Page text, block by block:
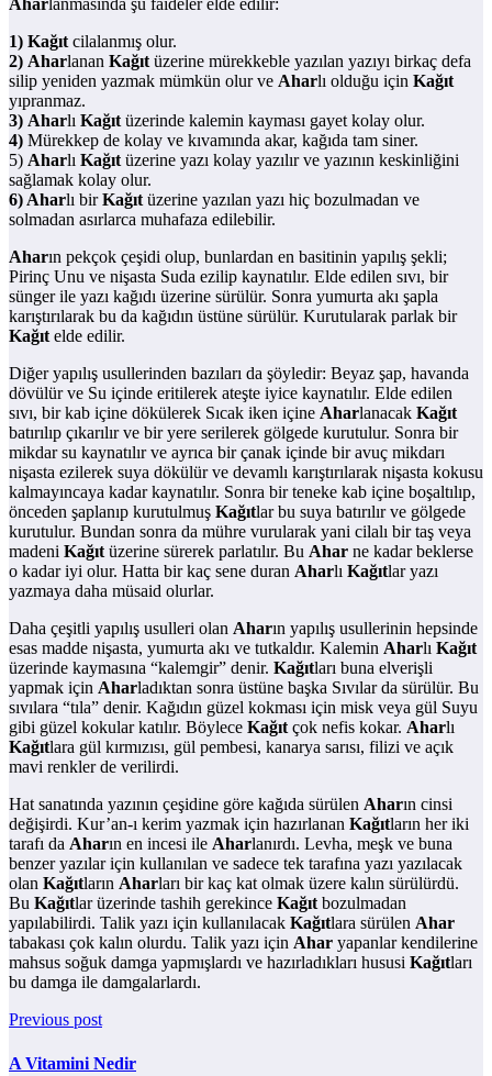
Aharlanmasında şu faideler elde edilir:
1) Kağıt cilalanmış olur.
2) Aharlanan Kağıt üzerine mürekkeble yazılan yazıyı birkaç defa
silip yeniden yazmak mümkün olur ve Aharlı olduğu için Kağıt
yıpranmaz.
3) Aharlı Kağıt üzerinde kalemin kayması gayet kolay olur.
4) Mürekkep de kolay ve kıvamında akar, kağıda tam siner.
5) Aharlı Kağıt üzerine yazı kolay yazılır ve yazının keskinliğini
sağlamak kolay olur.
6) Aharlı birKağıt üzerine yazılan yazı hiç bozulmadan ve
solmadan asırlarca muhafaza edilebilir.
Aharın pekçok çeşidi olup, bunlardan en basitinin yapılış şekli;
Pirinç Unu ve nişasta Suda ezilip kaynatılır. Elde edilen sıvı, bir
sünger ile yazı kağıdı üzerine sürülür. Sonra yumurta akı şapla
karıştırılarak bu da kağıdın üstüne sürülür. Kurutularak parlak bir
Kağıt elde edilir.
Diğer yapılış usullerinden bazıları da şöyledir: Beyaz şap, havanda
dövülür ve Su içinde eritilerek ateşte iyice kaynatılır. Elde edilen
sıvı, bir kab içine dökülerek Sıcak iken içine Aharlanacak Kağıt
batırılıp çıkarılır ve bir yere serilerek gölgede kurutulur. Sonra bir
mikdar su kaynatılır ve ayrıca bir çanak içinde bir avuç mikdarı
nişasta ezilerek suya dökülür ve devamlı karıştırılarak nişasta kokusu
kalmayıncaya kadar kaynatılır. Sonra bir teneke kab içine boşaltılıp,
önceden şaplanıp kurutulmuş Kağıtlar bu suya batırılır ve gölgede
kurutulur. Bundan sonra da mühre vurularak yani cilalı bir taş veya
madeni Kağıt üzerine sürerek parlatılır. Bu Ahar ne kadar beklerse
o kadar iyi olur. Hatta bir kaç sene duran Aharlı Kağıtlar yazı
yazmaya daha müsaid olurlar.
Daha çeşitli yapılış usulleri olan Aharın yapılış usullerinin hepsinde
esas madde nişasta, yumurta akı ve tutkaldır. Kalemin Aharlı Kağıt
üzerinde kaymasına “kalemgir” denir. Kağıtları buna elverişli
yapmak için Aharladıktan sonra üstüne başka Sıvılar da sürülür. Bu
sıvılara “tıla” denir. Kağıdın güzel kokması için misk veya gül Suyu
gibi güzel kokular katılır. Böylece Kağıt çok nefis kokar. Aharlı
Kağıtlara gül kırmızısı, gül pembesi, kanarya sarısı, filizi ve açık
mavi renkler de verilirdi.
Hat sanatında yazının çeşidine göre kağıda sürülen Aharın cinsi
değişirdi. Kur’an-ı kerim yazmak için hazırlanan Kağıtların her iki
tarafı da Aharın en incesi ile Aharlanırdı. Levha, meşk ve buna
benzer yazılar için kullanılan ve sadece tek tarafına yazı yazılacak
olan Kağıtların Aharları bir kaç kat olmak üzere kalın sürülürdü.
Bu Kağıtlar üzerinde tashih gerekince Kağıt bozulmadan
yapılabilirdi. Talik yazı için kullanılacak Kağıtlara sürülen Ahar
tabakası çok kalın olurdu. Talik yazı için Ahar yapanlar kendilerine
mahsus soğuk damga yapmışlardı ve hazırladıkları hususi Kağıtları
bu damga ile damgalarlardı.
Previous post
A Vitamini Nedir